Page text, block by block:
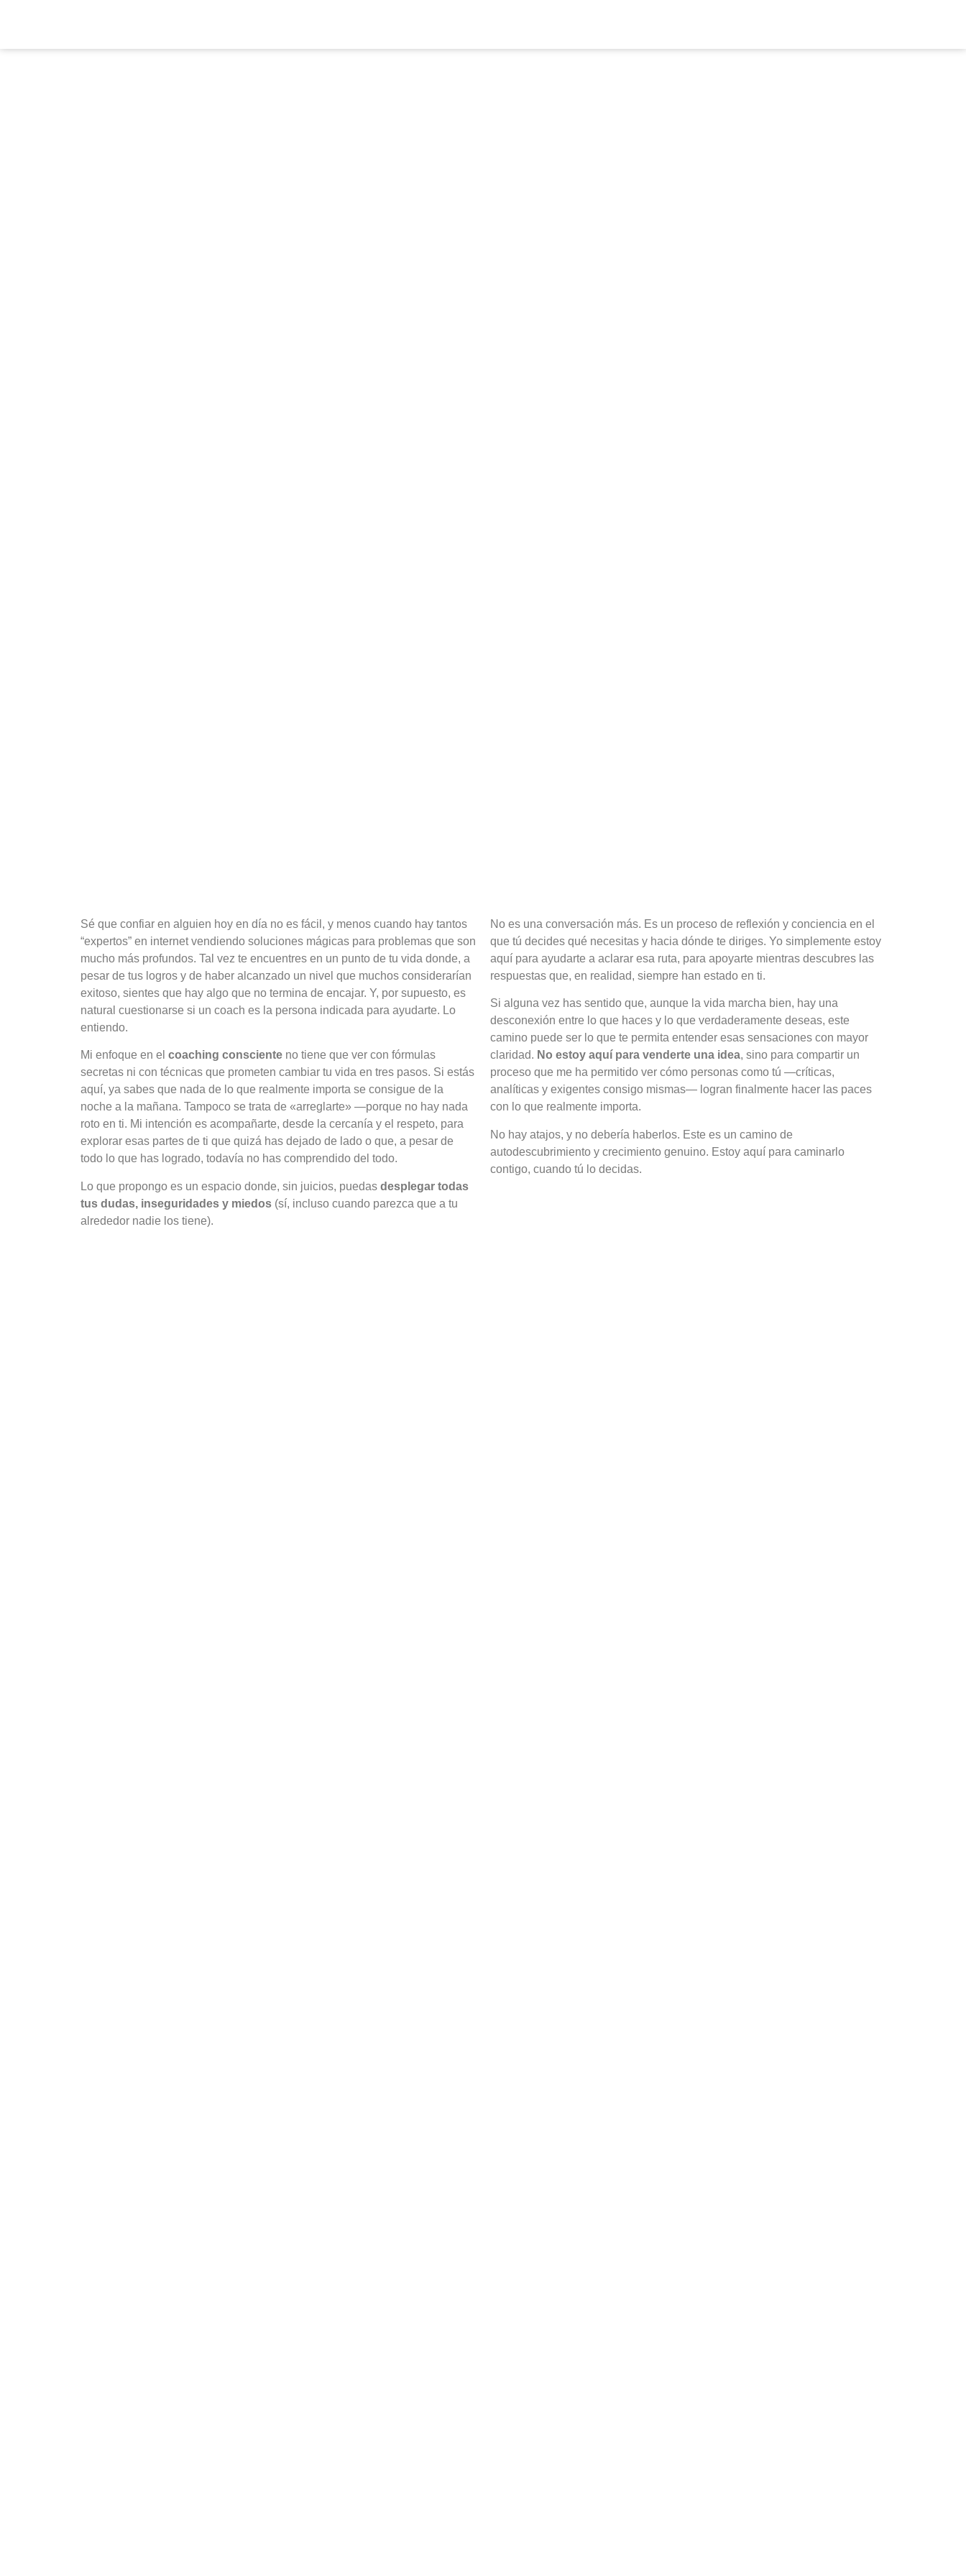
Sé que confiar en alguien hoy en día no es fácil, y menos cuando hay tantos
“expertos” en internet vendiendo soluciones mágicas para problemas que son
mucho más profundos. Tal vez te encuentres en un punto de tu vida donde, a
pesar de tus logros y de haber alcanzado un nivel que muchos considerarían
exitoso, sientes que hay algo que no termina de encajar. Y, por supuesto, es
natural cuestionarse si un coach es la persona indicada para ayudarte. Lo
entiendo.
Mi enfoque en el coaching consciente no tiene que ver con fórmulas
secretas ni con técnicas que prometen cambiar tu vida en tres pasos. Si estás
aquí, ya sabes que nada de lo que realmente importa se consigue de la
noche a la mañana. Tampoco se trata de «arreglarte» —porque no hay nada
roto en ti. Mi intención es acompañarte, desde la cercanía y el respeto, para
explorar esas partes de ti que quizá has dejado de lado o que, a pesar de
todo lo que has logrado, todavía no has comprendido del todo.
Lo que propongo es un espacio donde, sin juicios, puedas desplegar todas
tus dudas, inseguridades y miedos (sí, incluso cuando parezca que a tu
alrededor nadie los tiene).
No es una conversación más. Es un proceso de reflexión y conciencia en el
que tú decides qué necesitas y hacia dónde te diriges. Yo simplemente estoy
aquí para ayudarte a aclarar esa ruta, para apoyarte mientras descubres las
respuestas que, en realidad, siempre han estado en ti.
Si alguna vez has sentido que, aunque la vida marcha bien, hay una
desconexión entre lo que haces y lo que verdaderamente deseas, este
camino puede ser lo que te permita entender esas sensaciones con mayor
claridad. No estoy aquí para venderte una idea, sino para compartir un
proceso que me ha permitido ver cómo personas como tú —críticas,
analíticas y exigentes consigo mismas— logran finalmente hacer las paces
con lo que realmente importa.
No hay atajos, y no debería haberlos. Este es un camino de
autodescubrimiento y crecimiento genuino. Estoy aquí para caminarlo
contigo, cuando tú lo decidas.